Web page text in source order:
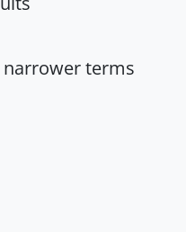
narrower terms